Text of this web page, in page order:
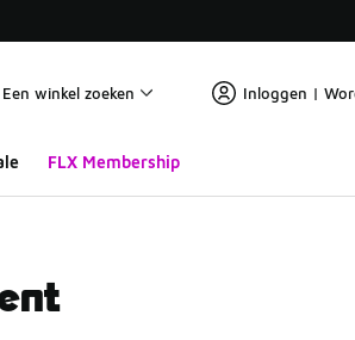
Een winkel zoeken Inloggen |
FLX Membership